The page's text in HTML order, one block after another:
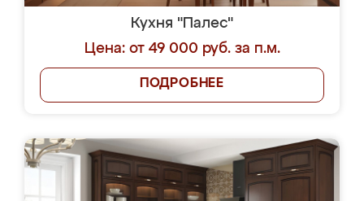
Кухня "Палес"
Цена: от 49 000 руб. за п.м.
ПОДРОБНЕЕ